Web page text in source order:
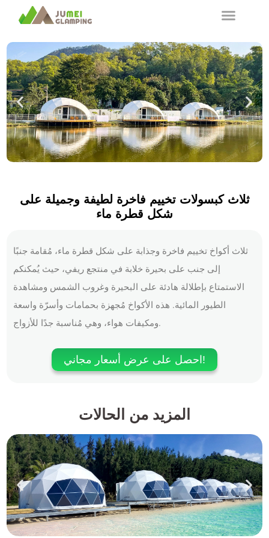
ثلاث كبسولات تخييم فاخرة لطيفة وجميلة على
شكل قطرة ماء
ثلاث أكواخ تخييم فاخرة وجذابة على شكل قطرة ماء، مُقامة جنبًا
إلى جنب على بحيرة خلابة في منتجع ريفي، حيث يُمكنكم
الاستمتاع بإطلالة هادئة على البحيرة وغروب الشمس ومشاهدة
الطيور المائية. هذه الأكواخ مُجهزة بحمامات وأسرّة واسعة
ومكيفات هواء، وهي مُناسبة جدًا للأزواج.
احصل على عرض أسعار مجاني!
المزيد من الحالات